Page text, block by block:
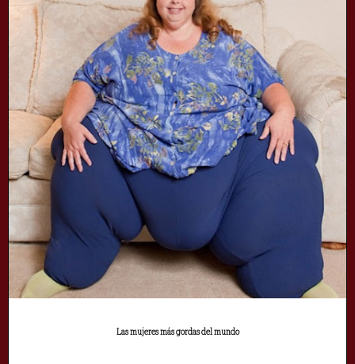
Las mujeres más gordas del mundo